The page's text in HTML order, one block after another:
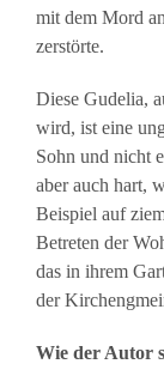
mit dem Mord
zerstörte.
Diese Gudelia,
wird, ist eine
Sohn und nicht
aber auch hart,
Beispiel auf
Betreten der
das in ihrem
der
Wie der Autor